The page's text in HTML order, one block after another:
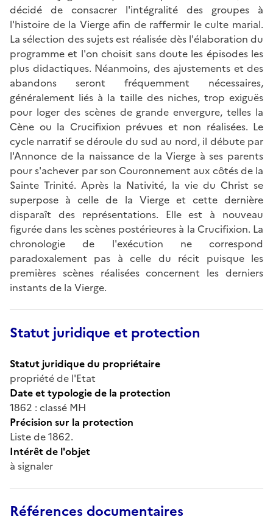
décidé de consacrer l'intégralité des groupes à
l'histoire de la Vierge afin de raffermir le culte marial.
La sélection des sujets est réalisée dès l'élaboration du
programme et l'on choisit sans doute les épisodes les
plus didactiques. Néanmoins, des ajustements et des
abandons seront fréquemment nécessaires,
généralement liés à la taille des niches, trop exiguës
pour loger des scènes de grande envergure, telles la
Cène ou la Crucifixion prévues et non réalisées. Le
cycle narratif se déroule du sud au nord, il débute par
l'Annonce de la naissance de la Vierge à ses parents
pour s'achever par son Couronnement aux côtés de la
Sainte Trinité. Après la Nativité, la vie du Christ se
superpose à celle de la Vierge et cette dernière
disparaît des représentations. Elle est à nouveau
figurée dans les scènes postérieures à la Crucifixion. La
chronologie de l'exécution ne correspond
paradoxalement pas à celle du récit puisque les
premières scènes réalisées concernent les derniers
instants de la Vierge.
Statut juridique et protection
Statut juridique du propriétaire
propriété de l'Etat
Date et typologie de la protection
1862 : classé MH
Précision sur la protection
Liste de 1862.
Intérêt de l'objet
à signaler
Références documentaires